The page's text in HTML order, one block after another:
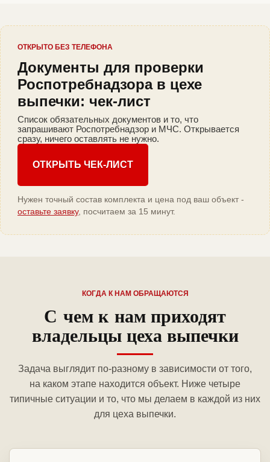
ОТКРЫТО БЕЗ ТЕЛЕФОНА
Документы для проверки
Роспотребнадзора в цехе
выпечки: чек-лист
Список обязательных документов и то, что
запрашивают Роспотребнадзор и МЧС. Открывается
сразу, ничего оставлять не нужно.
ОТКРЫТЬ ЧЕК-ЛИСТ
Нужен точный состав комплекта и цена под ваш объект -
оставьте заявку, посчитаем за 15 минут.
КОГДА К НАМ ОБРАЩАЮТСЯ
С чем к нам приходят
владельцы цеха выпечки
Задача выглядит по-разному в зависимости от того,
на каком этапе находится объект. Ниже четыре
типичные ситуации и то, что мы делаем в каждой из них
для цеха выпечки.